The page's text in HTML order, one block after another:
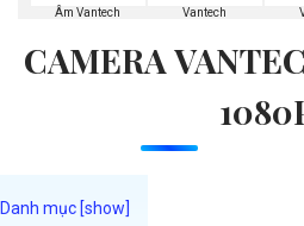
Âm Vantech Vantech
CAMERA